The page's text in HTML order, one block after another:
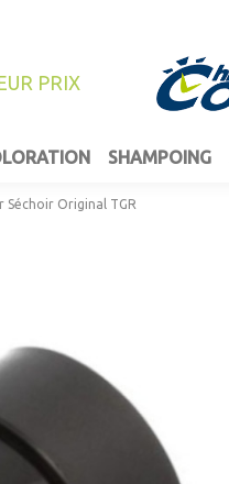
PRIX
SHAMPOING
Séchoir Original TGR